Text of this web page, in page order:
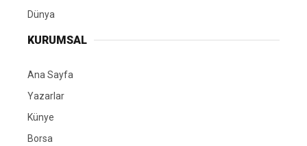
Dünya
KURUMSAL
Ana Sayfa
Yazarlar
Künye
Borsa